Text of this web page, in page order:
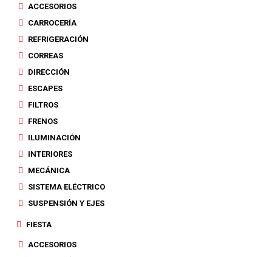
ACCESORIOS
CARROCERÍA
REFRIGERACIÓN
CORREAS
DIRECCIÓN
ESCAPES
FILTROS
FRENOS
ILUMINACIÓN
INTERIORES
MECÁNICA
SISTEMA ELÉCTRICO
SUSPENSIÓN Y EJES
FIESTA
ACCESORIOS